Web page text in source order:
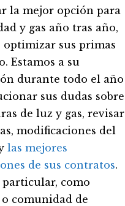
la mejor opción para
y gas año tras año,
optimizar sus primas
Estamos a su
durante todo el año
sus dudas sobre
de luz y gas, revisar
modificaciones del
las mejores
de sus contratos.
como
o comunidad de